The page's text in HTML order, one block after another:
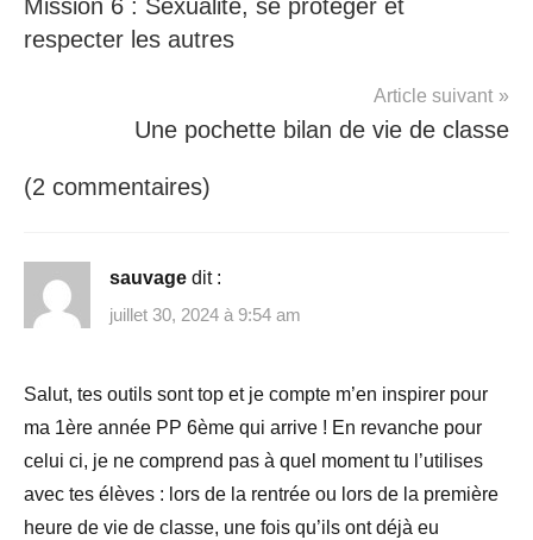
collège,
prof
vie
Mission 6 : Sexualité, se protéger et
respecter les autres
Article suivant
Une pochette bilan de vie de classe
(2 commentaires)
sauvage dit :
juillet 30, 2024 à 9:54 am
Salut, tes outils sont top et je compte m’en inspirer pour
ma 1ère année PP 6ème qui arrive ! En revanche pour
celui ci, je ne comprend pas à quel moment tu l’utilises
avec tes élèves : lors de la rentrée ou lors de la première
heure de vie de classe, une fois qu’ils ont déjà eu